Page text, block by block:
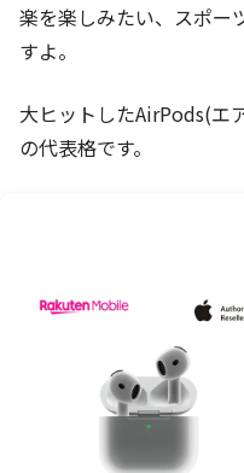
楽を楽しみたい、スポー
すよ。
大ヒットしたAirPods(エ
の代表格です。